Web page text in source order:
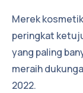
Merek
peringkat
yang paling
meraih
2022.